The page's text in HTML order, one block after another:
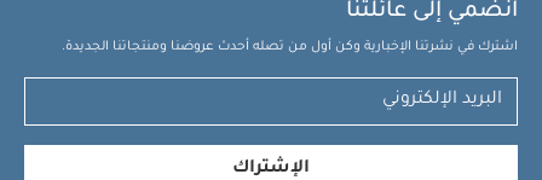
انضمي إلى عائلتنا
اشترك في نشرتنا الإخبارية وكن أول من تصله أحدث عروضنا ومنتجاتنا الجديدة.
الإشتراك